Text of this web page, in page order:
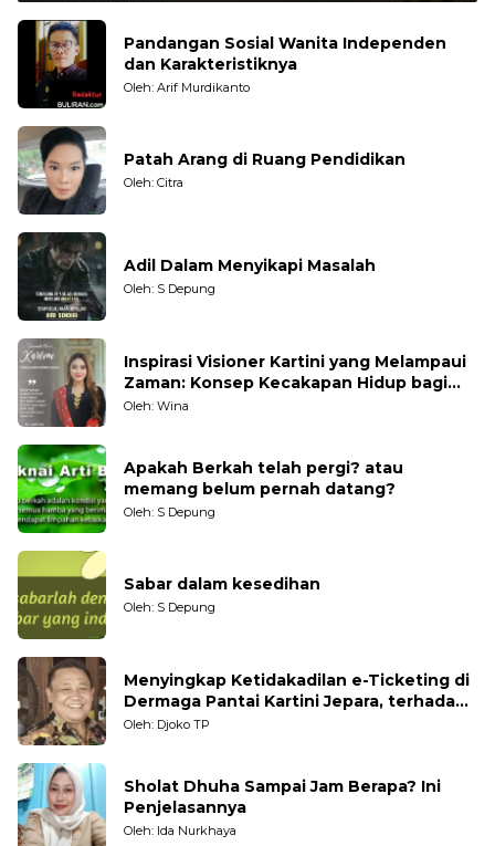
Pandangan Sosial Wanita Independen
dan Karakteristiknya
Oleh: Arif Murdikanto
Patah Arang di Ruang Pendidikan
Oleh: Citra
Adil Dalam Menyikapi Masalah
Oleh: S Depung
Inspirasi Visioner Kartini yang Melampaui
Zaman: Konsep Kecakapan Hidup bagi
Generasi Muda
Oleh: Wina
Apakah Berkah telah pergi? atau
memang belum pernah datang?
Oleh: S Depung
Sabar dalam kesedihan
Oleh: S Depung
Menyingkap Ketidakadilan e-Ticketing di
Dermaga Pantai Kartini Jepara, terhadap
Nelayan Tradisional
Oleh: Djoko TP
Sholat Dhuha Sampai Jam Berapa? Ini
Penjelasannya
Oleh: Ida Nurkhaya